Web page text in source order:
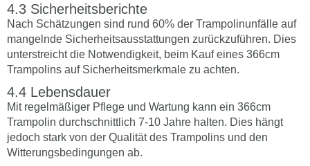
Sicherheitsberichte
Nach Schätzungen sind rund 60% der Trampolinunfälle auf
mangelnde Sicherheitsausstattungen zurückzuführen. Dies
unterstreicht die Notwendigkeit, beim Kauf eines 366cm
Trampolins auf Sicherheitsmerkmale zu achten.
Lebensdauer
Mit regelmäßiger Pflege und Wartung kann ein 366cm
Trampolin durchschnittlich 7-10 Jahre halten. Dies hängt
jedoch stark von der Qualität des Trampolins und den
Witterungsbedingungen ab.